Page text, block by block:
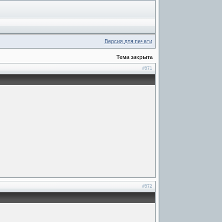
Версия для печати
Тема закрыта
#971
#972